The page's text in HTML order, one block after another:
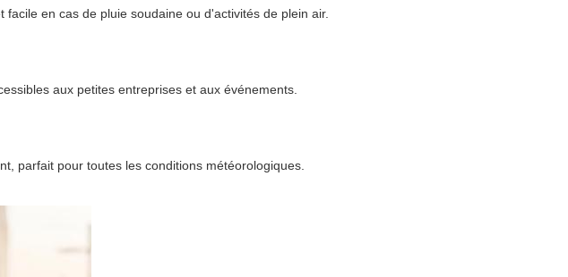
en cas de pluie soudaine ou d'activités de plein air.
aux petites entreprises et aux événements.
parfait pour toutes les conditions météorologiques.